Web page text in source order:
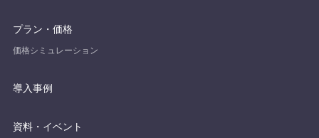
プラン・価格
価格シミュレーション
導入事例
資料・イベント